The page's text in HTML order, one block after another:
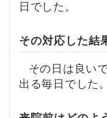
日でした。
その対応した結
その日は良い
出る毎日でした。